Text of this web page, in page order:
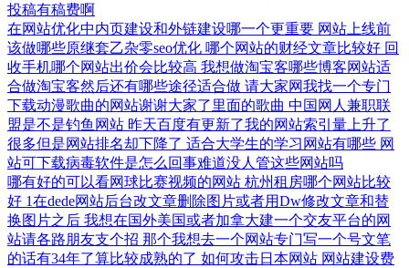
投稿有稿费啊
在网站优化中内页建设和外链建设哪一个更重要 网站上线前
该做哪些原继套乙杂零seo优化 哪个网站的财经文章比较好 回
收手机哪个网站出价会比较高 我想做淘宝客哪些博客网站适
合做淘宝客然后还有哪些途径适合做 请大家网我找一个专门
下载动漫歌曲的网站谢谢大家了里面的歌曲 中国网人兼职联
盟是不是钓鱼网站 昨天百度有更新了我的网站索引量上升了
很多但是网站排名却下降了 适合大学生的学习网站有哪些 网
站可下载病毒软件是怎么回事难道没人管这些网站吗
哪有好的可以看网球比赛视频的网站 杭州租房哪个网站比较
好 1在dede网站后台改文章删除图片或者用Dw修改文章和替
换图片之后 我想在国外美国或者加拿大建一个交友平台的网
站请各路朋友支个招 那个我想去一个网站专门写一个号文笔
的话有34年了算比较成熟的了 如何攻击日本网站 网站建设费